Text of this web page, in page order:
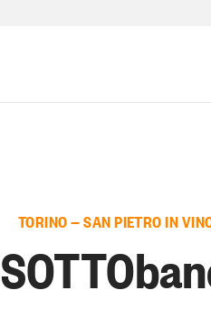
TORINO — SAN PIETRO IN